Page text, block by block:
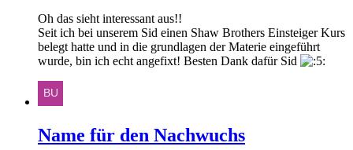
Oh das sieht interessant aus!!
Seit ich bei unserem Sid einen Shaw Brothers Einsteiger Kurs
belegt hatte und in die grundlagen der Materie eingeführt
wurde, bin ich echt angefixt! Besten Dank dafür Sid
Name für den Nachwuchs